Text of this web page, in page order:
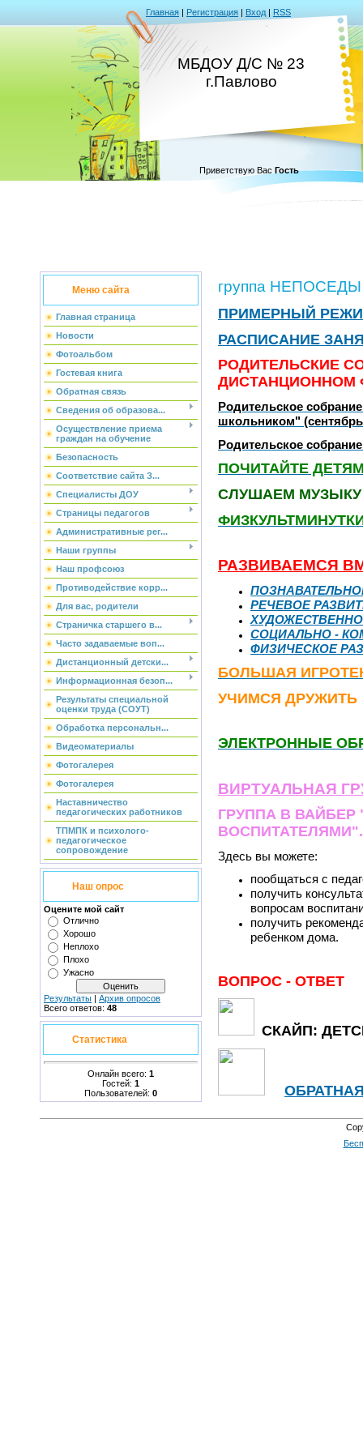
Главная | Регистрация | Вход | RSS
МБДОУ Д/С № 23
г.Павлово
Приветствую Вас Гость
Меню сайта
Главная страница
Новости
Фотоальбом
Гостевая книга
Обратная связь
Сведения об образова...
Осуществление приема
граждан на обучение
Безопасность
Соответствие сайта З...
Специалисты ДОУ
Страницы педагогов
Административные рег...
Наши группы
Наш профсоюз
Противодействие корр...
Для вас, родители
Страничка старшего в...
Часто задаваемые воп...
Дистанционный детски...
Информационная безоп...
Результаты специальной
оценки труда (СОУТ)
Обработка персональн...
Видеоматериалы
Фотогалерея
Фотогалерея
Наставничество
педагогических работников
ТПМПК и психолого-
педагогическое
сопровождение
Наш опрос
Оцените мой сайт
Отлично
Хорошо
Неплохо
Плохо
Ужасно
Результаты | Архив опросов
Всего ответов: 48
Статистика
Онлайн всего: 1
Гостей: 1
Пользователей: 0
группа НЕПОСЕДЫ
ПРИМЕРНЫЙ
РАСПИСАНИЕ
РОДИТЕЛЬСКИЕ
ДИСТАНЦИОННОМ
Родительское
школьником" (сентябрь
Родительское
ПОЧИТАЙТЕ
СЛУШАЕМ МУЗЫКУ
РАЗВИВАЕМСЯ
РЕЧЕВОЕ
СОЦИАЛЬНО -
ФИЗИЧЕСКОЕ
БОЛЬШАЯ
УЧИМСЯ ДРУЖИТЬ
ЭЛЕКТРОННЫЕ
ВИРТУАЛЬНАЯ
ГРУППА В
ВОСПИТАТЕЛЯМИ".
Здесь вы можете:
пообщаться с
получить
вопросам
получить
ребенком дома.
ВОПРОС - ОТВЕТ
СКАЙП: